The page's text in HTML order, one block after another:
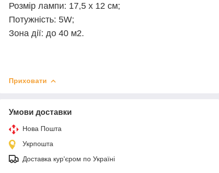
Розмір лампи: 17,5 х 12 см;
Потужність: 5W;
Зона дії: до 40 м2.
Приховати
Умови доставки
Нова Пошта
Укрпошта
Доставка кур'єром по Україні